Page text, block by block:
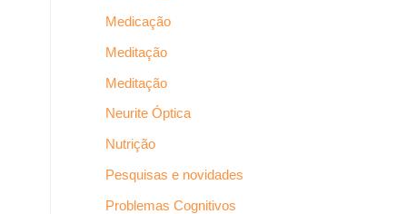
Medicação
Meditação
Meditação
Neurite Óptica
Nutrição
Pesquisas e novidades
Problemas Cognitivos